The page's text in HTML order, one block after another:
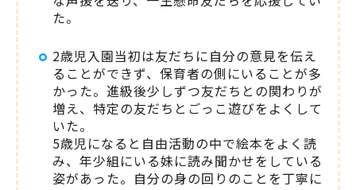
た。
2歳児入園当初は友だちに自分の意見を伝え
ることができず、保育者の側にいることが多
かった。進級後少しずつ友だちとの関わりが
増え、特定の友だちとごっこ遊びをよくして
いた。
5歳児になると自由活動の中で絵本をよく読
み、年少組にいる妹に読み聞かせをしている
姿があった。自分の身の回りのことを丁寧に